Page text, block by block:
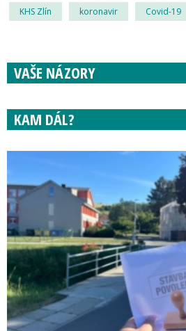
KHS Zlín koronavir Covid-19
VAŠE NÁZORY
KAM DÁL?